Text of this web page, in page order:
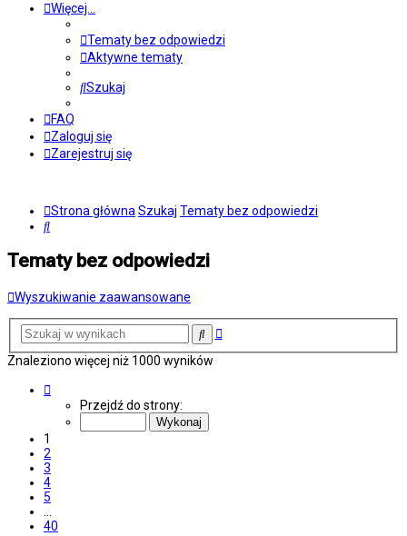
Więcej…
Tematy bez odpowiedzi
Aktywne tematy
Szukaj
FAQ
Zaloguj się
Zarejestruj się
Strona główna Szukaj Tematy bez odpowiedzi
Szukaj
Tematy bez odpowiedzi
Wyszukiwanie zaawansowane
SzukajWyszukiwanie
Znaleziono więcej niż 1000 wyników
Przejdź do strony:
1
2
3
4
5
…
40